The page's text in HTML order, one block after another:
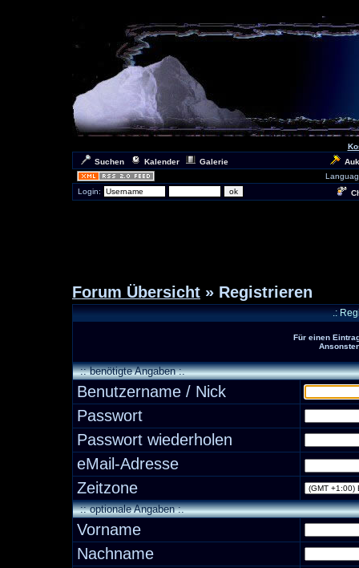
Suchen
Kalender Galerie
Login:
Forum Übersicht » Registrieren
.:
Für einen
:: benötigte Angaben :.
Benutzername / Nick
Passwort
Passwort wiederholen
eMail-Adresse
Zeitzone
:: optionale Angaben :.
Vorname
Nachname